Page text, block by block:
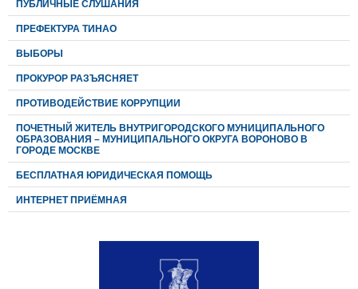
ПУБЛИЧНЫЕ СЛУШАНИЯ
ПРЕФЕКТУРА ТИНАО
ВЫБОРЫ
ПРОКУРОР РАЗЪЯСНЯЕТ
ПРОТИВОДЕЙСТВИЕ КОРРУПЦИИ
ПОЧЕТНЫЙ ЖИТЕЛЬ ВНУТРИГОРОДСКОГО МУНИЦИПАЛЬНОГО
ОБРАЗОВАНИЯ – МУНИЦИПАЛЬНОГО ОКРУГА ВОРОНОВО В
ГОРОДЕ МОСКВЕ
БЕСПЛАТНАЯ ЮРИДИЧЕСКАЯ ПОМОЩЬ
ИНТЕРНЕТ ПРИЁМНАЯ